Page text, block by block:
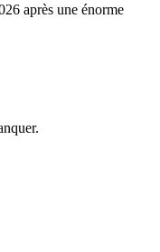
après une énorme